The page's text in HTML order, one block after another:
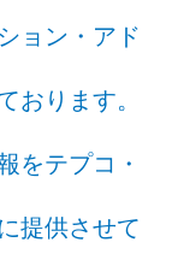
ョン・アド
おります。
をテプコ・
提供させて